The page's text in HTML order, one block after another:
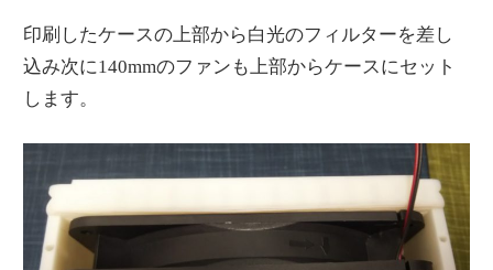
印刷したケースの上部から白光のフィルターを差し
込み次に140mmのファンも上部からケースにセット
します。